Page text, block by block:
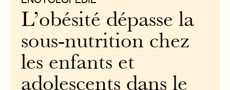
L’obésité dépasse la
sous-nutrition chez
les enfants et
adolescents dans le